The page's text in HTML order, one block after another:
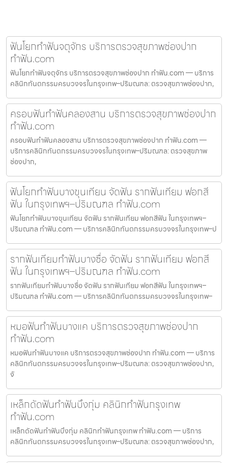
ฟันโยกทำฟันจตุจักร บริการตรวจสุขภาพช่องปาก
ทำฟัน.com
ฟันโยกทำฟันจตุจักร บริการตรวจสุขภาพช่องปาก ทำฟัน.com — บริการ
คลินิกทันตกรรมครบวงจรในกรุงเทพ–ปริมณฑล: ตรวจสุขภาพช่องปาก,
ครอบฟันทำฟันคลองสาน บริการตรวจสุขภาพช่องปาก
ทำฟัน.com
ครอบฟันทำฟันคลองสาน บริการตรวจสุขภาพช่องปาก ทำฟัน.com —
บริการคลินิกทันตกรรมครบวงจรในกรุงเทพ–ปริมณฑล: ตรวจสุขภาพ
ช่องปาก,
ฟันโยกทำฟันบางขุนเทียน จัดฟัน รากฟันเทียม ฟอกสี
ฟัน ในกรุงเทพฯ–ปริมณฑล ทำฟัน.com
ฟันโยกทำฟันบางขุนเทียน จัดฟัน รากฟันเทียม ฟอกสีฟัน ในกรุงเทพฯ–
ปริมณฑล ทำฟัน.com — บริการคลินิกทันตกรรมครบวงจรในกรุงเทพ–ป
รากฟันเทียมทำฟันบางซื่อ จัดฟัน รากฟันเทียม ฟอกสี
ฟัน ในกรุงเทพฯ–ปริมณฑล ทำฟัน.com
รากฟันเทียมทำฟันบางซื่อ จัดฟัน รากฟันเทียม ฟอกสีฟัน ในกรุงเทพฯ–
ปริมณฑล ทำฟัน.com — บริการคลินิกทันตกรรมครบวงจรในกรุงเทพ–
หมอฟันทำฟันบางแค บริการตรวจสุขภาพช่องปาก
ทำฟัน.com
หมอฟันทำฟันบางแค บริการตรวจสุขภาพช่องปาก ทำฟัน.com — บริการ
คลินิกทันตกรรมครบวงจรในกรุงเทพ–ปริมณฑล: ตรวจสุขภาพช่องปาก,
จั
เหล็กดัดฟันทำฟันบึงกุ่ม คลินิกทำฟันกรุงเทพ
ทำฟัน.com
เหล็กดัดฟันทำฟันบึงกุ่ม คลินิกทำฟันกรุงเทพ ทำฟัน.com — บริการ
คลินิกทันตกรรมครบวงจรในกรุงเทพ–ปริมณฑล: ตรวจสุขภาพช่องปาก,